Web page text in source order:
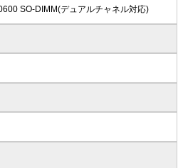
SO-DIMM(デュアルチャネル対応)